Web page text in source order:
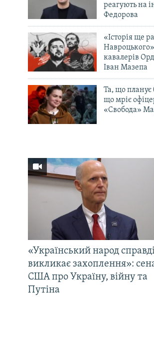
реагують на
Федорова
«Історія ще
кавалерів
Іван Мазепа
Та, що планує
що мріє
«Свобода»
«Український народ
викликає захоплення»:
США про Україну, війну та
Путіна